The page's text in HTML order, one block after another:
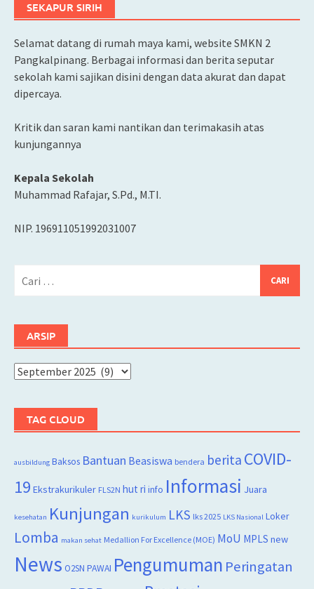
SEKAPUR SIRIH
Selamat datang di rumah maya kami, website SMKN 2
Pangkalpinang. Berbagai informasi dan berita seputar
sekolah kami sajikan disini dengan data akurat dan dapat
dipercaya.
Kritik dan saran kami nantikan dan terimakasih atas
kunjungannya
Kepala Sekolah
Muhammad Rafajar, S.Pd., M.TI.
NIP. 196911051992031007
ARSIP
Arsip
TAG CLOUD
ausbildung Baksos Bantuan Beasiswa bendera berita COVID-
19 Ekstrakurikuler FLS2N hut ri info Informasi Juara
kesehatan Kunjungan kurikulum LKS lks 2025 LKS Nasional Loker
Lomba makan sehat Medallion For Excellence (MOE) MoU MPLS new
News O2SN PAWAI Pengumuman Peringatan